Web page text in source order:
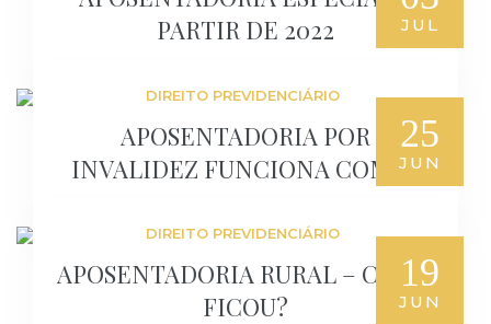
JUL
PARTIR DE 2022
25
JUN
DIREITO PREVIDENCIÁRIO
APOSENTADORIA POR
INVALIDEZ FUNCIONA COMO?
19
JUN
DIREITO PREVIDENCIÁRIO
APOSENTADORIA RURAL – COMO
FICOU?